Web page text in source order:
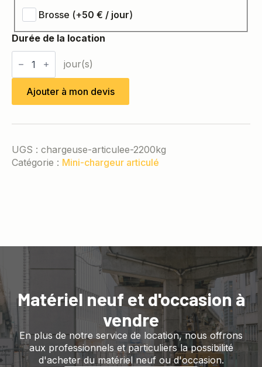
Brosse (+50 € )
quantité
de
Chargeuse
2,2TAjouter à mon devis
UGS : chargeuse-articulee-2200kg
Catégorie : Mini-chargeur articulé
Matériel neuf et d'occasion à
vendre
En plus de notre service de location, nous offrons
aux professionnels et particuliers la possibilité
d'acheter du matériel neuf ou d'occasion.